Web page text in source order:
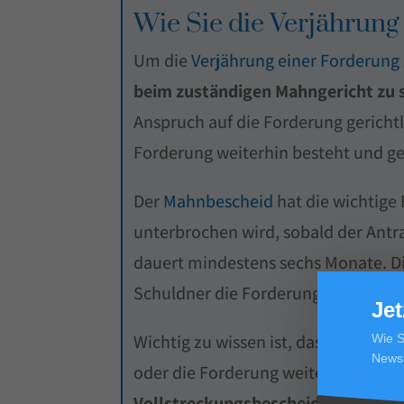
Wie Sie die
Um dieVerjährung einer
beim zuständigen Mahngericht zu
Anspruch auf die Forderung
Forderung weiterhin besteht und
Der Mahnbescheid hat die wichtige
unterbrochen wird, sobald der
dauert mindestens sechs Monate.
Schuldner die Forderung weiterhin
Wichtig zu wissen ist, dass der
oder die Forderung weiterhin nicht
Wie